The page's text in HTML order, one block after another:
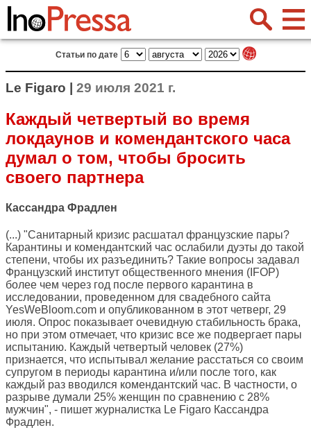
Статьи по дате
Le Figaro | 29 июля 2021 г.
Каждый четвертый во время
локдаунов и комендантского часа
думал о том, чтобы бросить
своего партнера
Кассандра Фрадлен
(...) "Санитарный кризис расшатал французские пары?
Карантины и комендантский час ослабили дуэты до такой
степени, чтобы их разъединить? Такие вопросы задавал
Французский институт общественного мнения (IFOP)
более чем через год после первого карантина в
исследовании, проведенном для свадебного сайта
YesWeBloom.com и опубликованном в этот четверг, 29
июля. Опрос показывает очевидную стабильность брака,
но при этом отмечает, что кризис все же подвергает пары
испытанию. Каждый четвертый человек (27%)
признается, что испытывал желание расстаться со своим
супругом в периоды карантина и/или после того, как
каждый раз вводился комендантский час. В частности, о
разрыве думали 25% женщин по сравнению с 28%
мужчин", - пишет журналистка Le Figaro Кассандра
Фрадлен.